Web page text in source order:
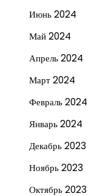
Июнь 2024
Май 2024
Апрель 2024
Март 2024
Февраль 2024
Январь 2024
Декабрь 2023
Ноябрь 2023
Октябрь 2023